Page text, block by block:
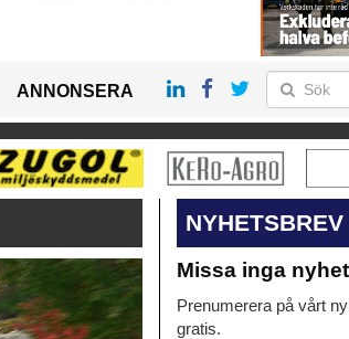
ANNONSERA
NYHETSBREV
Missa inga
Prenumerera på vårt
gratis.